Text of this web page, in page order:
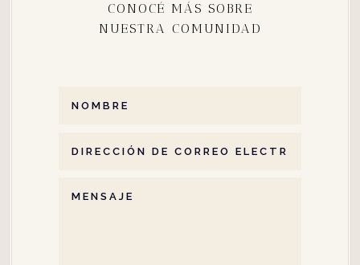
CONOCÉ MÁS SOBRE
NUESTRA COMUNIDAD